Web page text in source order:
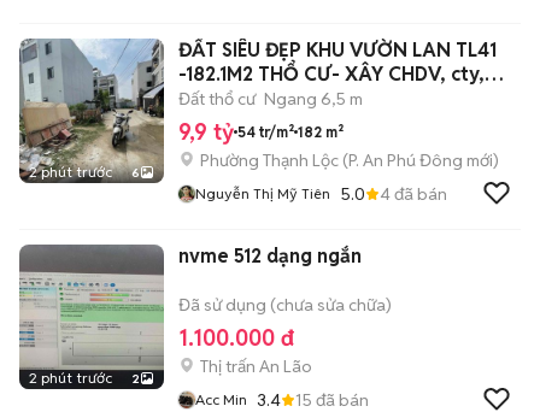
2 phút trước 6
ĐẤT SIÊU ĐẸP KHU VƯỜN LAN TL41
-182.1M2 THỔ CƯ- XÂY CHDV, cty,
xưởng..
Đất thổ cư Ngang 6,5 m
9,9 tỷ 54 tr/m² 182 m²
Phường Thạnh Lộc (P. An Phú Đông mới)
Nguyễn Thị Mỹ Tiên 5.0 4đã bán
2 phút trước 2
nvme 512 dạng ngắn
Đã sử dụng (chưa sửa chữa)
1.100.000 đ
Thị trấn An Lão
Acc Min 3.4 15 đã bán